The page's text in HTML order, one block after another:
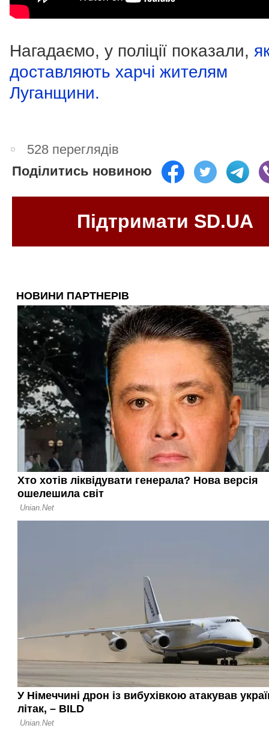
Нагадаємо, у поліції показали,
доставляють харчі жителям
Луганщини.
528 переглядів
Поділитись новиною
Підтримати SD.UA